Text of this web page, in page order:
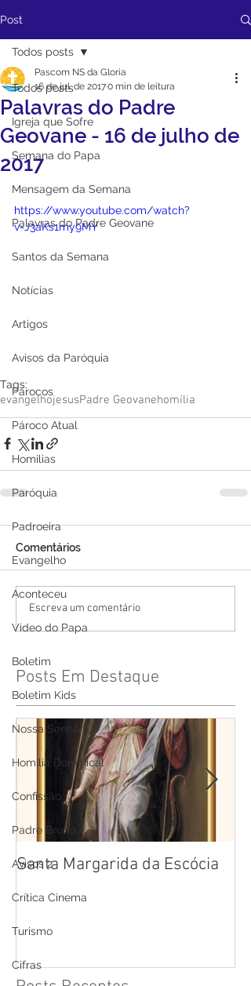
Post
Todos posts
Igreja que Sofre
Semana do Papa
Mensagem da Semana
Palavras do Padre Geovane
Santos da Semana
Notícias
Artigos
Avisos da Paróquia
Párocos
Pároco Atual
Homilias
Paróquia
Padroeira
Evangelho
Aconteceu
Video do Papa
Boletim
Boletim Kids
Nossa Senhora
Homilia Dominical
Confissão
Padre Bruno
Avisos 2
Crítica Cinema
Turismo
Cifras
Todos posts
Palavras do Padre
Geovane - 16 de julho de
2017
Pascom NS da Gloria
16 de jul. de 20170 min de leitura
https://www.youtube.com/watch?
v=J3aKs1my9MY
Tags:
evangelhojesusPadre Geovanehomília
Comentários
Escreva um comentário
Posts Em Destaque
Santa Margarida da Escócia